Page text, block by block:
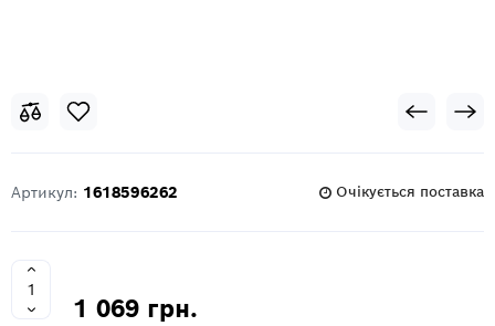
Артикул: 1618596262 Очікується поставка
1 069 грн.